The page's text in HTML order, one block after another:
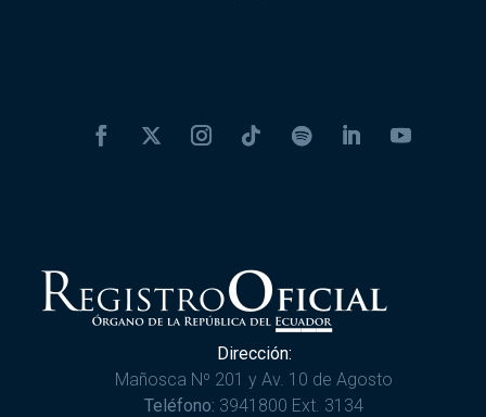
Dirección:
Mañosca Nº 201 y Av. 10 de Agosto
Teléfono: 3941800 Ext. 3134